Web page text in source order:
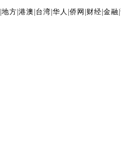
|地方 |港澳 台湾 |华人 |侨网 财经 |金融 |